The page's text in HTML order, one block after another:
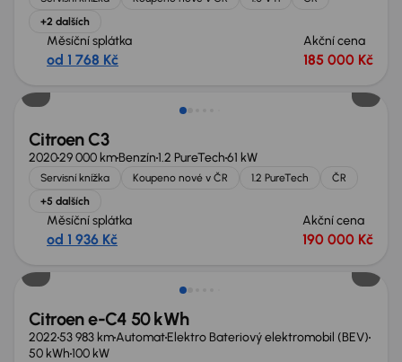
+2 dalších
Měsíční splátka
od 1 768 Kč
Akční cena
185 000 Kč
Nově v nabídce
Citroen C3
202029 000 kmBenzín1.2 PureTech61 kW
Servisní knížka Koupeno nové v ČR 1.2 PureTech
ČR
+5 dalších
Měsíční splátka
od 1 936 Kč
Akční cena
190 000 Kč
Možnost odpočtu DPH
Citroen e-C4 50 kWh
202253 983 kmAutomatElektro Bateriový elektromobil (BEV)
50 kWh100 kW